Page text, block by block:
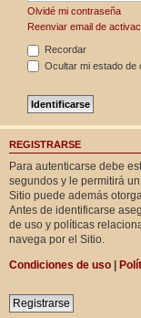
Olvidé mi contraseña
Reenviar email de
Recordar
Ocultar mi estado de
REGISTRARSE
Para autenticarse debe
segundos y le permitirá
Sitio puede además
Antes de identificarse
de uso y políticas
navega por el Sitio.
Condiciones de uso |
Registrarse